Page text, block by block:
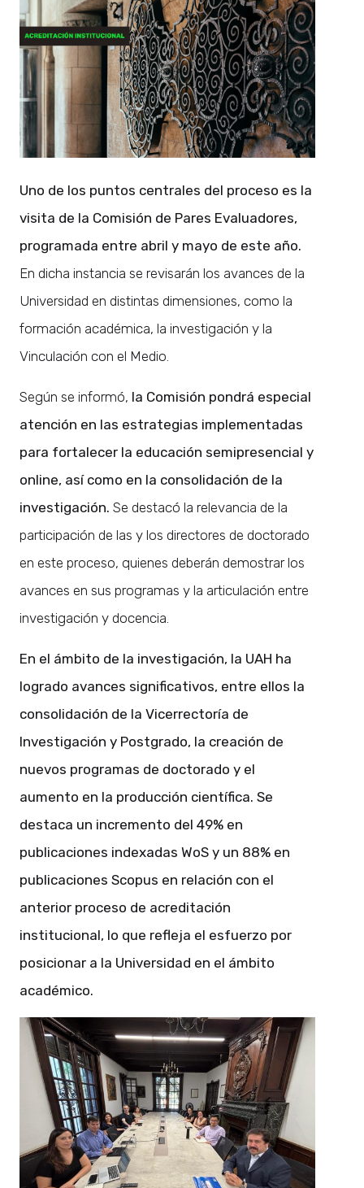
Uno de los puntos centrales del proceso es la
visita de la Comisión de Pares Evaluadores,
programada entre abril y mayo de este año.
En dicha instancia se revisarán los avances de la
Universidad en distintas dimensiones, como la
formación académica, la investigación y la
Vinculación con el Medio.
Según se informó, la Comisión pondrá especial
atención en las estrategias implementadas
para fortalecer la educación semipresencial y
online, así como en la consolidación de la
investigación. Se destacó la relevancia de la
participación de las y los directores de doctorado
en este proceso, quienes deberán demostrar los
avances en sus programas y la articulación entre
investigación y docencia.
En el ámbito de la investigación, la UAH ha
logrado avances significativos, entre ellos la
consolidación de la Vicerrectoría de
Investigación y Postgrado, la creación de
nuevos programas de doctorado y el
aumento en la producción científica. Se
destaca un incremento del 49% en
publicaciones indexadas WoS y un 88% en
publicaciones Scopus en relación con el
anterior proceso de acreditación
institucional, lo que refleja el esfuerzo por
posicionar a la Universidad en el ámbito
académico.